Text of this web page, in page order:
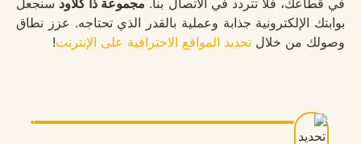
في قطاعك، فلا تتردد في الاتصال بنا. مجموعة ذا كلاود سنجعل
بوابتك الإلكترونية جذابة وعملية بالقدر الذي تحتاجه. عزز نطاق
وصولك من خلال تحديد المواقع الاحترافية على الإنترنت!